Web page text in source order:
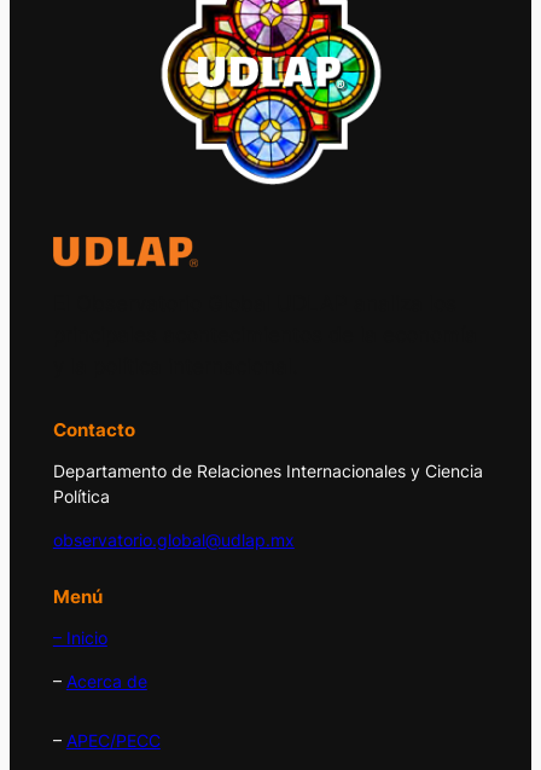
Contacto
Departamento de Relaciones Internacionales y Ciencia
Política
observatorio.global@udlap.mx
Menú
– Inicio
– Acerca de
– APEC/PECC